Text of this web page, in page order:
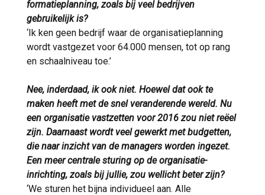
formatieplanning, zoals bij veel bedrijven
gebruikelijk is?
‘Ik ken geen bedrijf waar de organisatieplanning
wordt vastgezet voor 64.000 mensen, tot op rang
en schaalniveau toe.’
Nee, inderdaad, ik ook niet. Hoewel dat ook te
maken heeft met de snel veranderende wereld. Nu
een organisatie vastzetten voor 2016 zou niet reëel
zijn. Daarnaast wordt veel gewerkt met budgetten,
die naar inzicht van de managers worden ingezet.
Een meer centrale sturing op de organisatie-
inrichting, zoals bij jullie, zou wellicht beter zijn?
‘We sturen het bijna individueel aan. Alle